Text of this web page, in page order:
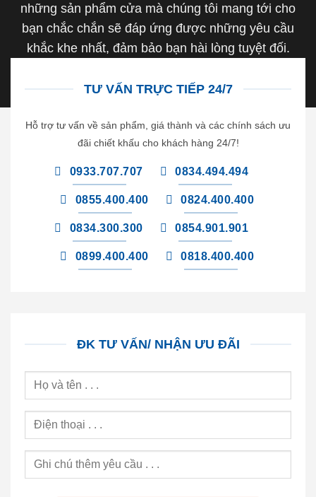
những sản phẩm cửa mà chúng tôi mang tới cho
bạn chắc chắn sẽ đáp ứng được những yêu cầu
khắc khe nhất, đảm bảo bạn hài lòng tuyệt đối.
TƯ VẤN TRỰC TIẾP 24/7
Hỗ trợ tư vấn về sản phẩm, giá thành và các chính sách ưu
đãi chiết khấu cho khách hàng 24/7!
0933.707.707 0834.494.494
0855.400.400 0824.400.400
0834.300.300 0854.901.901
0899.400.400 0818.400.400
ĐK TƯ VẤN/ NHẬN ƯU ĐÃI